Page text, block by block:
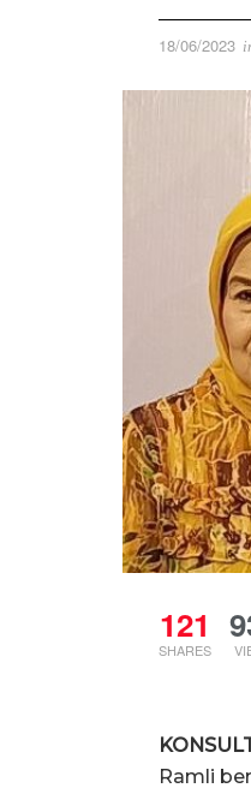
18/06/2023
121
SHARES
Ramli